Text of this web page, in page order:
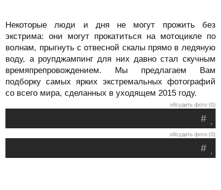
Некоторые люди и дня не могут прожить без
экстрима: они могут прокатиться на мотоцикле по
волнам, прыгнуть с отвесной скалы прямо в ледяную
воду, а роупджампинг для них давно стал скучным
времяпрепровождением. Мы предлагаем Вам
подборку самых ярких экстремальных фотографий
со всего мира, сделанных в уходящем 2015 году.
обсудить фото (0)
.
#
обсудить фото (0)
.
#